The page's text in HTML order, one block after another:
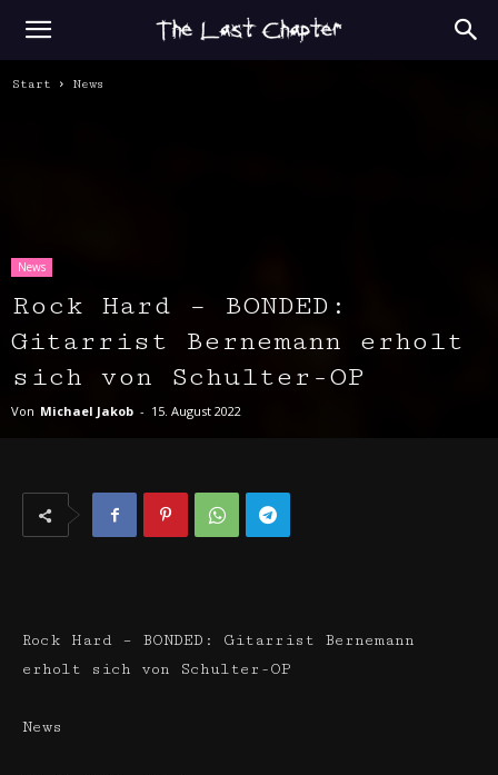
Start News
News
Rock Hard – BONDED:
Gitarrist Bernemann erholt
sich von Schulter-OP
Von Michael Jakob - 15. August 2022
Rock Hard – BONDED: Gitarrist Bernemann
erholt sich von Schulter-OP
News